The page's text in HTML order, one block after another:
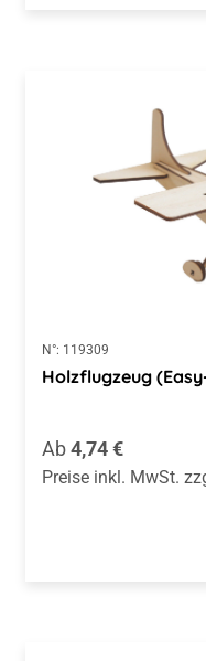
N°: 119309
Holzflugzeug
Regulärer Preis:
Ab4,74 €
Preise inkl. MwSt.